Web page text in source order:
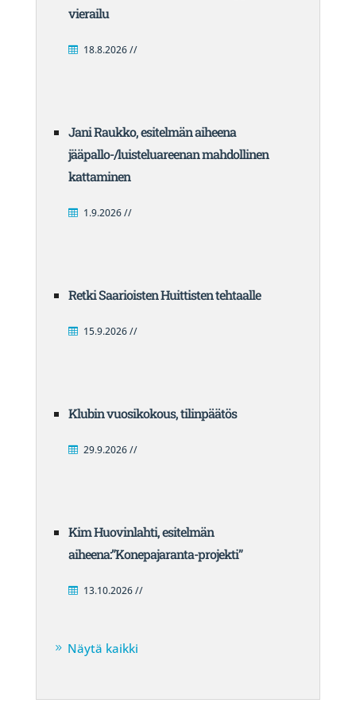
vierailu
18.8.2026 //
Jani Raukko, esitelmän aiheena
jääpallo-/luisteluareenan mahdollinen
kattaminen
1.9.2026 //
Retki Saarioisten Huittisten tehtaalle
15.9.2026 //
Klubin vuosikokous, tilinpäätös
29.9.2026 //
Kim Huovinlahti, esitelmän
aiheena:”Konepajaranta-projekti”
13.10.2026 //
Näytä kaikki